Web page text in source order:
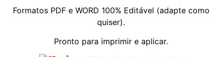
Formatos PDF e WORD 100% Editável (adapte como
quiser).
Pronto para imprimir e aplicar.